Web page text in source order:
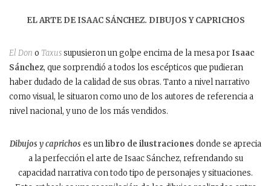
EL ARTE DE ISAAC SÁNCHEZ. DIBUJOS Y CAPRICHOS
El Don o Taxussupusieron un golpe encima de la mesa por Isaac
Sánchez, que sorprendió a todos los escépticos que pudieran
haber dudado de la calidad de sus obras. Tanto a nivel narrativo
como visual, le situaron como uno de los autores de referencia a
nivel nacional, y uno de los más vendidos.
Dibujos y caprichos es unlibro de ilustraciones donde se aprecia
a la perfección el arte de Isaac Sánchez, refrendando su
capacidad narrativa con todo tipo de personajes y situaciones.